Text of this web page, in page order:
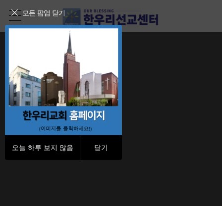
모든 팝업 닫기
오늘 하루 보지 않음 닫기